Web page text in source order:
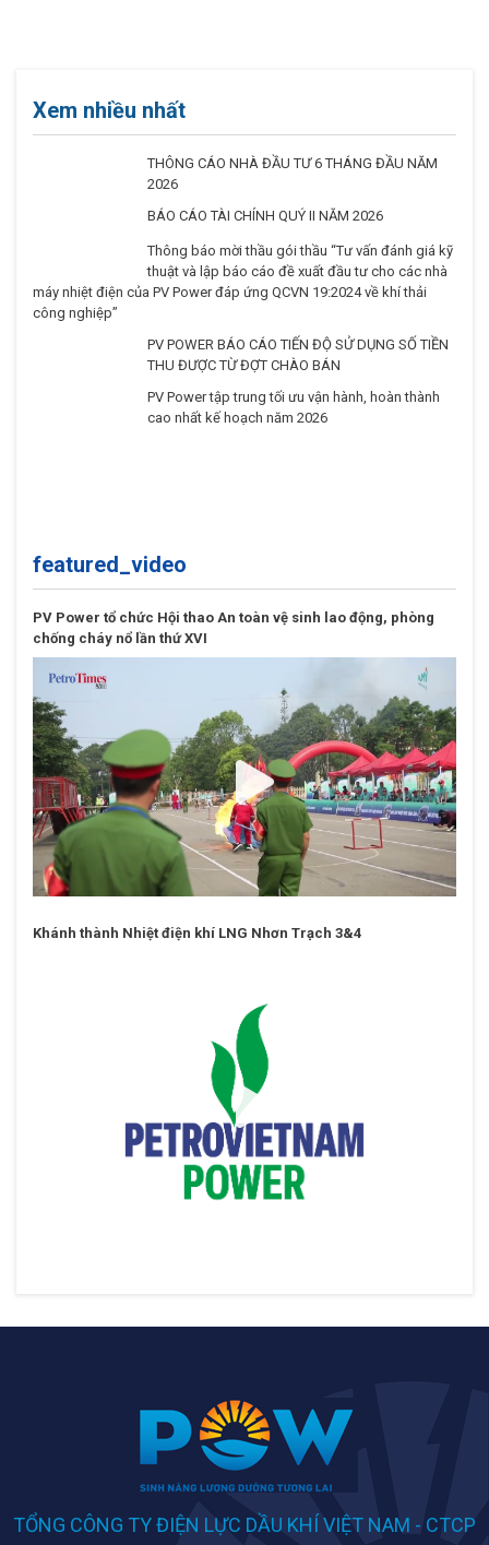
Xem nhiều nhất
THÔNG CÁO NHÀ ĐẦU TƯ 6 THÁNG ĐẦU NĂM
2026
BÁO CÁO TÀI CHÍNH QUÝ II NĂM 2026
Thông báo mời thầu gói thầu “Tư vấn đánh giá kỹ
thuật và lập báo cáo đề xuất đầu tư cho các nhà
máy nhiệt điện của PV Power đáp ứng QCVN 19:2024 về khí thải
công nghiệp”
PV POWER BÁO CÁO TIẾN ĐỘ SỬ DỤNG SỐ TIỀN
THU ĐƯỢC TỪ ĐỢT CHÀO BÁN
PV Power tập trung tối ưu vận hành, hoàn thành
cao nhất kế hoạch năm 2026
featured_video
PV Power tổ chức Hội thao An toàn vệ sinh lao động, phòng
chống cháy nổ lần thứ XVI
Khánh thành Nhiệt điện khí LNG Nhơn Trạch 3&4
TỔNG CÔNG TY ĐIỆN LỰC DẦU KHÍ VIỆT NAM - CTCP